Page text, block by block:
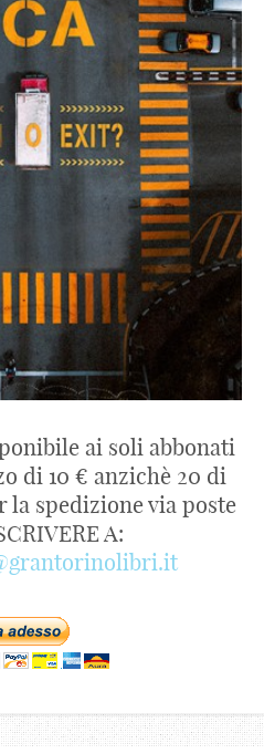
ai soli abbonati
di 10 € anzichè 20 di
spedizione via poste
A: